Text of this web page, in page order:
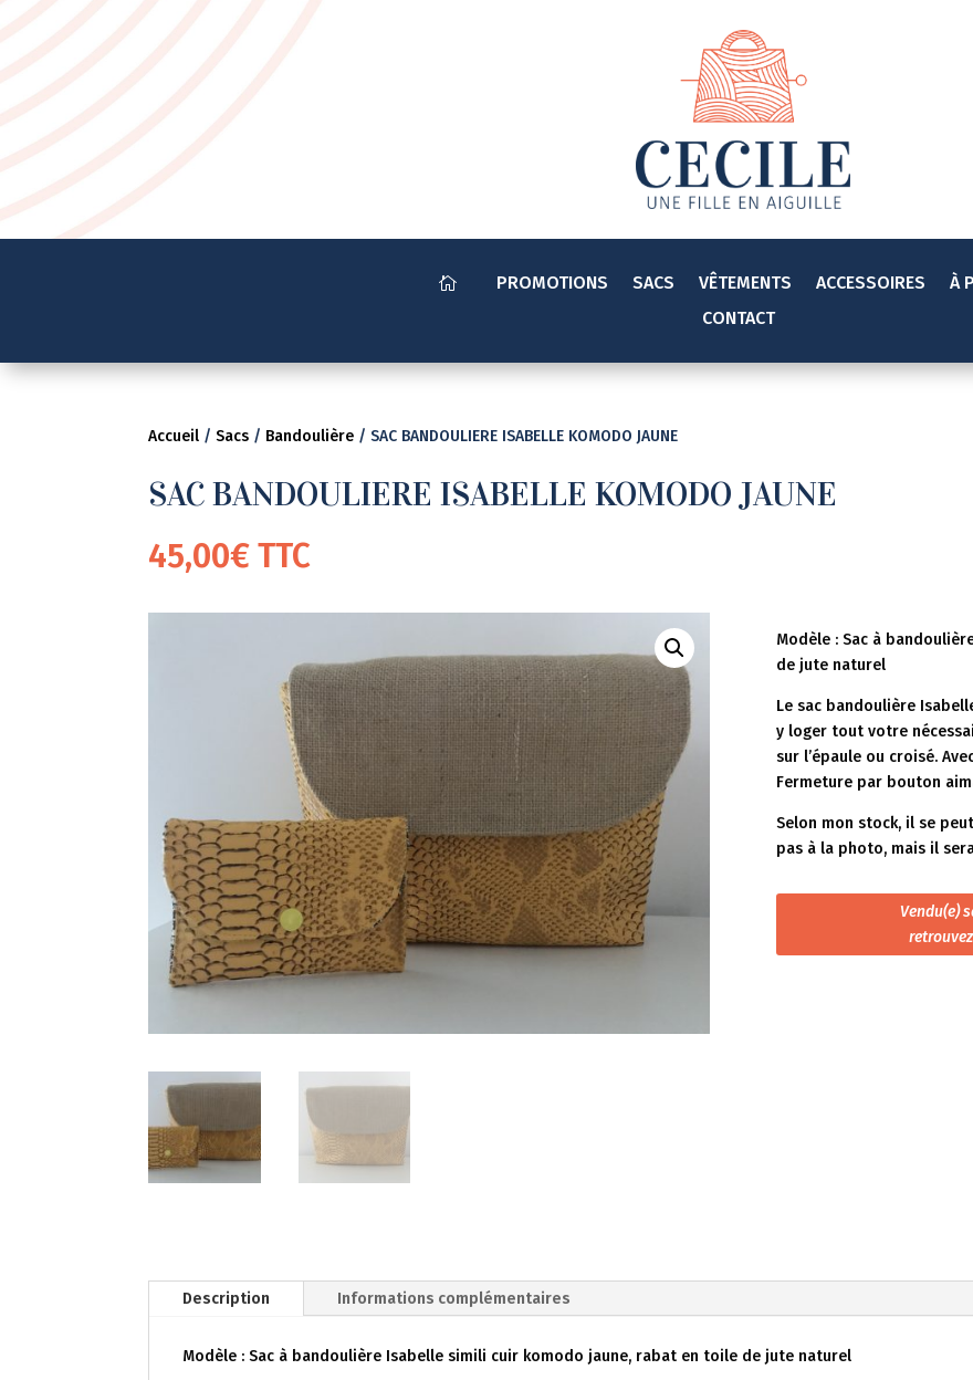
PROMOTIONS SACS VÊTEMENTS ACCESSOIRES
À
CONTACT
Accueil /Sacs / Bandoulière / SAC BANDOULIERE ISABELLE KOMODO JAUNE
SAC BANDOULIERE ISABELLE KOMODO JAUNE
45,00€ TTC
Modèle : Sac à
de jute naturel
Le sac bandoulière
y loger tout votre
sur l’épaule ou croisé.
Fermeture par bouton
Selon mon stock, il se
pas à la photo, mais il
Vendu(e)
Description Informations complémentaires
Modèle : Sac à bandoulière Isabelle simili cuir komodo jaune, rabat en toile de jute naturel